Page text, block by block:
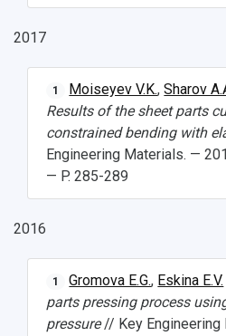
2017
1 Moiseyev V.K.,Sharov
Results of the sheet parts
constrained bending with
Engineering Materials. —
— P. 285-289
2016
1 Gromova E.G., Eskina E.V.
parts pressing process
pressure// Key Engineering